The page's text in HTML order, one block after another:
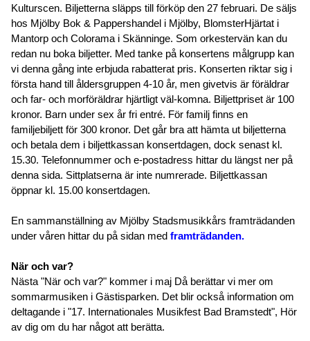
Kulturscen. Biljetterna släpps till förköp den 27 februari. De säljs
hos Mjölby Bok & Pappershandel i Mjölby, BlomsterHjärtat i
Mantorp och Colorama i Skänninge. Som orkestervän kan du
redan nu boka biljetter. Med tanke på konsertens målgrupp kan
vi denna gång inte erbjuda rabatterat pris. Konserten riktar sig i
första hand till åldersgruppen 4-10 år, men givetvis är föräldrar
och far- och morföräldrar hjärtligt väl-komna. Biljettpriset är 100
kronor. Barn under sex år fri entré. För familj finns en
familjebiljett för 300 kronor. Det går bra att hämta ut biljetterna
och betala dem i biljettkassan konsertdagen, dock senast kl.
15.30. Telefonnummer och e-postadress hittar du längst ner på
denna sida. Sittplatserna är inte numrerade. Biljettkassan
öppnar kl. 15.00 konsertdagen.
En sammanställning av Mjölby Stadsmusikkårs framträdanden
under våren hittar du på sidan med framträdanden.
När och var?
Nästa "När och var?" kommer i maj Då berättar vi mer om
sommarmusiken i Gästisparken. Det blir också information om
deltagande i "17. Internationales Musikfest Bad Bramstedt", Hör
av dig om du har något att berätta.